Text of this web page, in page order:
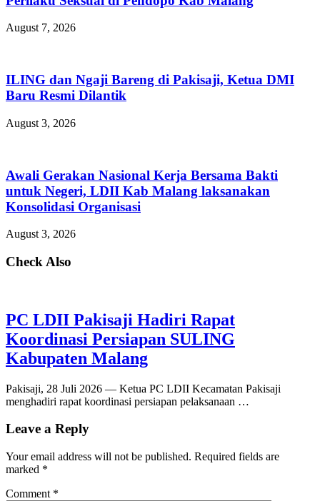
August 7, 2026
ILING dan Ngaji Bareng di Pakisaji, Ketua DMI
Baru Resmi Dilantik
August 3, 2026
Awali Gerakan Nasional Kerja Bersama Bakti
untuk Negeri, LDII Kab Malang laksanakan
Konsolidasi Organisasi
August 3, 2026
Check Also
PC LDII Pakisaji Hadiri Rapat
Koordinasi Persiapan SULING
Kabupaten Malang
Pakisaji, 28 Juli 2026 — Ketua PC LDII Kecamatan Pakisaji
menghadiri rapat koordinasi persiapan pelaksanaan …
Leave a Reply
Your email address will not be published. Required fields are
marked *
Comment *